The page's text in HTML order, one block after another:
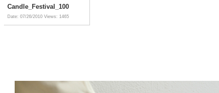
Candle_Festival_100
Date: 07/26/2010 Views: 1465